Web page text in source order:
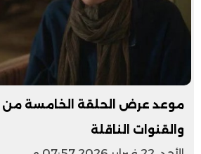
موعد عرض الحلقة الخامسة
والقنوات الناقلة